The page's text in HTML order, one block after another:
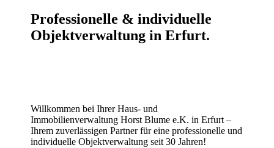
Professionelle & individuelle
Objektverwaltung in Erfurt.
Willkommen bei Ihrer Haus- und
Immobilienverwaltung Horst Blume e.K. in Erfurt –
Ihrem zuverlässigen Partner für eine professionelle und
individuelle Objektverwaltung seit 30 Jahren!